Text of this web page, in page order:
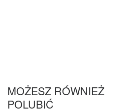
MOŻESZ RÓWNIEŻ
POLUBIĆ